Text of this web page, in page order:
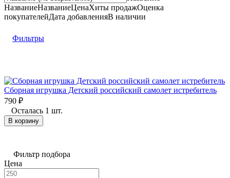
НазваниеНазваниеЦенаХиты продажОценка
покупателейДата добавленияВ наличии
Фильтры
Сборная игрушка Детский российский самолет истребитель
790 ₽
Осталась 1 шт.
В корзину
Фильтр подбора
Цена